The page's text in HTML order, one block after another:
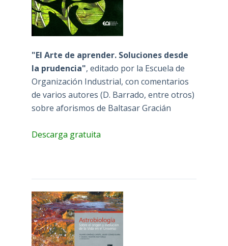
"El Arte de aprender. Soluciones desde
la prudencia", editado por la Escuela de
Organización Industrial, con comentarios
de varios autores (D. Barrado, entre otros)
sobre aforismos de Baltasar Gracián
Descarga gratuita